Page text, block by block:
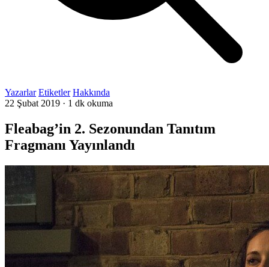
Yazarlar Etiketler Hakkında
22 Şubat 2019 · 1 dk okuma
Fleabag’in 2. Sezonundan Tanıtım
Fragmanı Yayınlandı